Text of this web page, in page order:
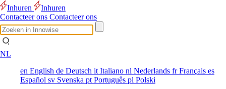
Inhuren
Inhuren
Contacteer ons Contacteer ons
NL
en English de Deutsch it Italiano nl Nederlands frFrançais es
Español sv Svenska pt Português pl Polski